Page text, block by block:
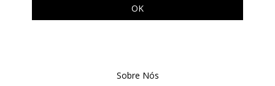
Sobre Nós